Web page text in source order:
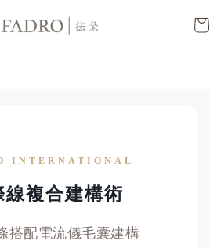
INTERNATIONAL
線複合建構術
搭配電流儀毛囊建構